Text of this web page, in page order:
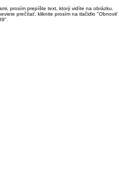
prosím prepíšte text, ktorý vidíte na obrázku.
prečítať, kliknite prosím na tlačidlo "Obnoviť